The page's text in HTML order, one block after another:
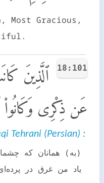
Most Gracious,
18:101
ٱلَّذِينَ
عَن ذِكْرِى وَكَانُوا۟
Tehrani (Persian) :
(به) همانان که
یاد من غرق در